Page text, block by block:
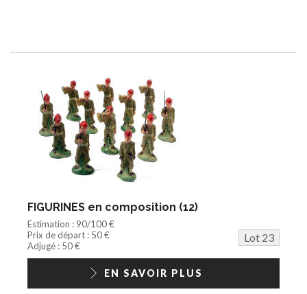
FIGURINES en composition (12)
Estimation : 90/100 €
Prix de départ : 50 €
Lot 23
Adjugé : 50 €
EN SAVOIR PLUS